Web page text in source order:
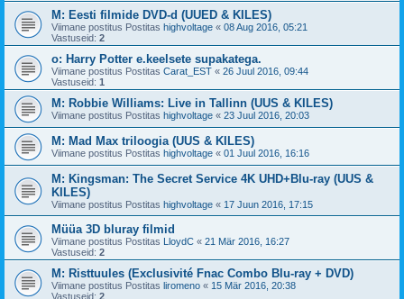
M: Eesti filmide DVD-d (UUED & KILES)
Viimane postitus Postitas highvoltage « 08 Aug 2016, 05:21
Vastuseid: 2
o: Harry Potter e.keelsete supakatega.
Viimane postitus Postitas Carat_EST « 26 Juul 2016, 09:44
Vastuseid: 1
M: Robbie Williams: Live in Tallinn (UUS & KILES)
Viimane postitus Postitas highvoltage « 23 Juul 2016, 20:03
M: Mad Max triloogia (UUS & KILES)
Viimane postitus Postitas highvoltage « 01 Juul 2016, 16:16
M: Kingsman: The Secret Service 4K UHD+Blu-ray (UUS &
KILES)
Viimane postitus Postitas highvoltage « 17 Juun 2016, 17:15
Müüa 3D bluray filmid
Viimane postitus Postitas LloydC « 21 Mär 2016, 16:27
Vastuseid: 2
M: Risttuules (Exclusivité Fnac Combo Blu-ray + DVD)
Viimane postitus Postitas liromeno « 15 Mär 2016, 20:38
Vastuseid: 2